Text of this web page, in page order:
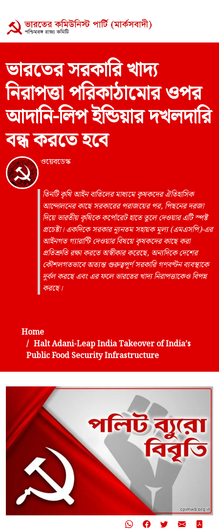
ভারতের সরকারি খাদ্য
নিরাপত্তা পরিকাঠামোর ওপর
আদানি-লিপ ইন্ডিয়ার দখলদারি
বন্ধ করতে হবে
ওয়েবডেস্ক
তিনটি কৃষি আইন বাতিলের মাধ্যমে কৃষকদের ঐতিহাসিক
আন্দোলনের কাছে সরকারের পরাজয়ের পর, পিছনের দরজা
দিয়ে ভারতীয় কৃষিকে কর্পোরেট হাতে তুলে দেওয়ার এটি স্পষ্ট
প্রচেষ্টা। একদিকে সরকার ন্যূনতম সহায়ক মূল্য (এমএসপি)-এর
আইনগত গ্যারান্টি দেওয়ার বিষয়ে কৃষকদের কাছে করা
প্রতিশ্রুতি রক্ষা করতে অস্বীকার করেছে, অন্যদিকে দেশের
কৌশলগতভাবে অত্যন্ত গুরুত্বপূর্ণ সরকারি গণবণ্টন ব্যবস্থাকে
দুর্বল করছে এবং এর ফলে ভারতের খাদ্য নিরাপত্তাকেও বিপন্ন
করছে।
Home
Halt Adani-Leap India Takeover of India’s
Public Food Security Infrastructure